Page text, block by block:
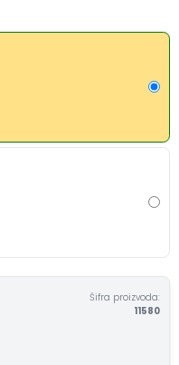
Šifra proizvoda:
11580